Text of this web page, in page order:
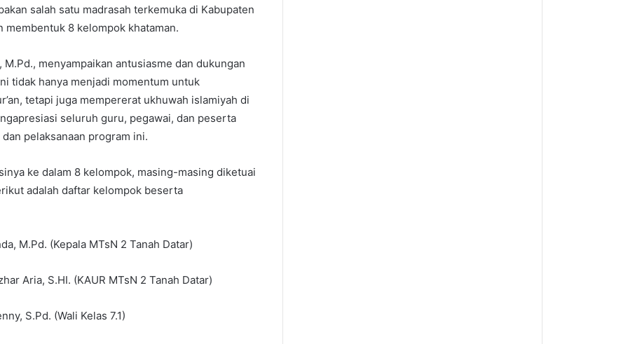
salah satu madrasah terkemuka di Kabupaten
8 kelompok khataman.
M.Pd., menyampaikan antusiasme dan dukungan
tidak hanya menjadi momentum untuk
tetapi juga mempererat ukhuwah islamiyah di
seluruh guru, pegawai, dan peserta
pelaksanaan program ini.
ke dalam 8 kelompok, masing-masing diketuai
adalah daftar kelompok beserta
M.Pd. (Kepala MTsN 2 Tanah Datar)
Aria, S.HI. (KAUR MTsN 2 Tanah Datar)
S.Pd. (Wali Kelas 7.1)